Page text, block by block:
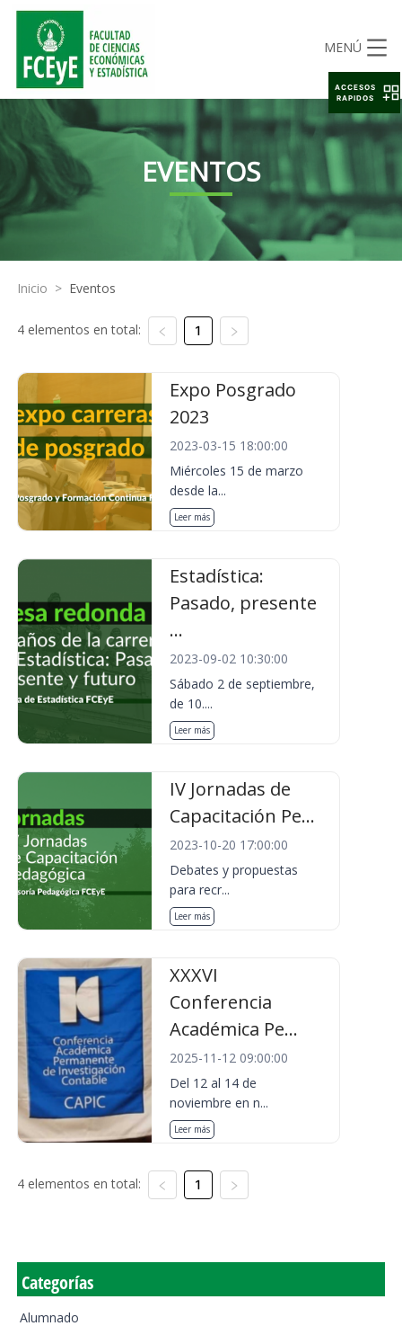
MENÚ
EVENTOS
Inicio > Eventos
4 elementos en total: 1
Expo Posgrado
2023
2023-03-15 18:00:00
Miércoles 15 de marzo
desde la...
Leer más
Estadística:
Pasado, presente
...
2023-09-02 10:30:00
Sábado 2 de septiembre,
de 10....
Leer más
IV Jornadas de
Capacitación Pe...
2023-10-20 17:00:00
Debates y propuestas
para recr...
Leer más
XXXVI
Conferencia
Académica Pe...
2025-11-12 09:00:00
Del 12 al 14 de
noviembre en n...
Leer más
4 elementos en total: 1
Categorías
Alumnado
ACCESOS
RAPIDOS